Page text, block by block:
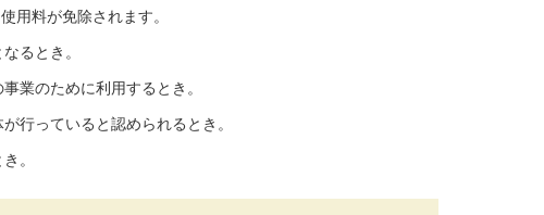
用料が免除されます。
るとき。
業のために利用するとき。
行っていると認められるとき。
。